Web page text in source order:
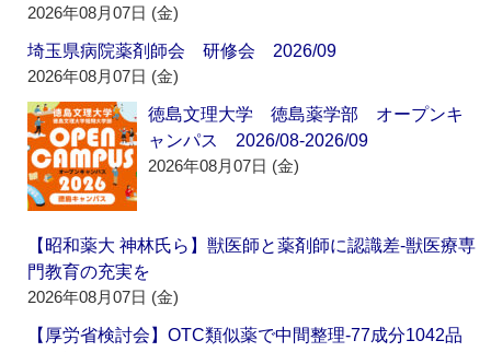
2026年08月07日 (金)
埼玉県病院薬剤師会 研修会 2026/09
2026年08月07日 (金)
徳島文理大学 徳島薬学部 オープンキ
ャンパス 2026/08-2026/09
2026年08月07日 (金)
【昭和薬大 神林氏ら】獣医師と薬剤師に認識差‐獣医療専
門教育の充実を
2026年08月07日 (金)
【厚労省検討会】OTC類似薬で中間整理‐77成分1042品